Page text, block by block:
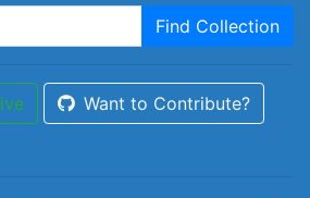
Find Collection
Want to Contribute?